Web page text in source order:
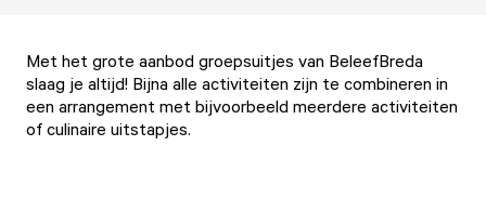
Met het grote aanbod groepsuitjes van BeleefBreda
slaag je altijd! Bijna alle activiteiten zijn te combineren in
een arrangement met bijvoorbeeld meerdere activiteiten
of culinaire uitstapjes.